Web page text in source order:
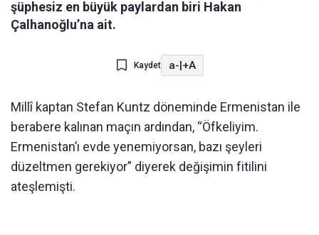
şüphesiz en büyük paylardan biri Hakan
Çalhanoğlu’na ait.
Kaydet a-|+A
Millî kaptan Stefan Kuntz döneminde Ermenistan ile
berabere kal ınan maçın ardından, “Öfkeliyim.
Ermenistan’ı evde yenemiyorsan, bazı şeyleri
düzeltmen gerekiyor” diyerek değişimin fitilini
ateşlemişti.